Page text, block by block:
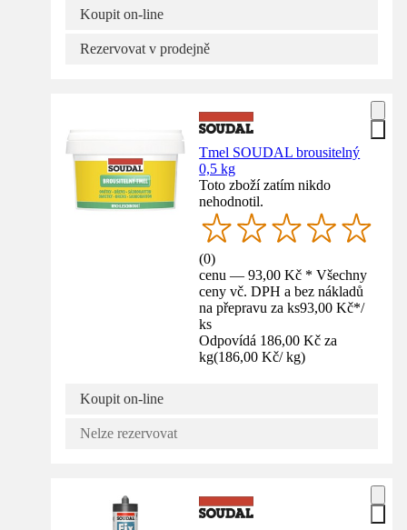
Koupit on-line
Rezervovat v prodejně
Tmel SOUDAL brousitelný
0,5 kg
Toto zboží zatím nikdo
nehodnotil.
(0)
cenu — 93,00 Kč * Všechny
ceny vč. DPH a bez nákladů
na přepravu za ks93,00 Kč*/
ks
Odpovídá 186,00 Kč za
kg(186,00 Kč/ kg)
Koupit on-line
Nelze rezervovat